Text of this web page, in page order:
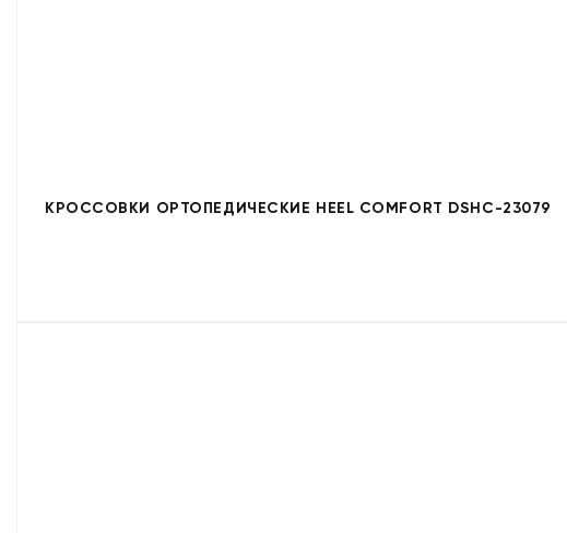
КРОССОВКИ ОРТОПЕДИЧЕСКИЕ HEEL COMFORT DSHC-23079